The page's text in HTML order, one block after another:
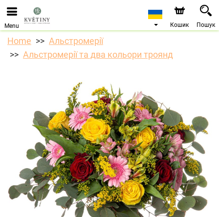
Ми приймаємо замовлення через наш інтернет-
магазин. Найближча можлива дата доставки —
10.08.2026 у зв’язку з відпусткою.
Menu Кошик Пошук
Home
Альстромерії
Альстромерії та два кольори троянд